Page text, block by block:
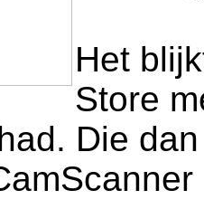
Het
Store
Die